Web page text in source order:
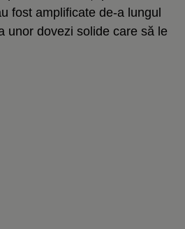
fost amplificate de-a lungul
unor dovezi solide care să le